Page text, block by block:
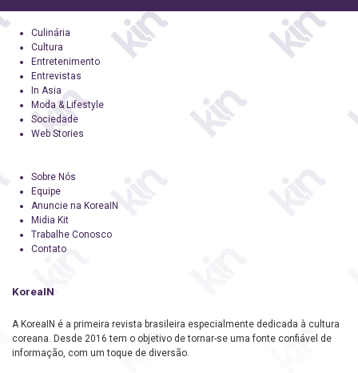
Culinária
Cultura
Entretenimento
Entrevistas
In Asia
Moda & Lifestyle
Sociedade
Web Stories
Sobre Nós
Equipe
Anuncie na KoreaIN
Midia Kit
Trabalhe Conosco
Contato
KoreaIN
A KoreaIN é a primeira revista brasileira especialmente dedicada à cultura
coreana. Desde 2016 tem o objetivo de tornar-se uma fonte confiável de
informação, com um toque de diversão.